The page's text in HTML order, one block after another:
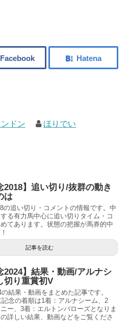
ドン ほりでい
2018】追い切り/抜群の動き
は
の追い切り・コメントの情報です。中
る有力馬中心に追い切りタイム・コ
てあります。状態の把握が馬券的中
記事を読む
2024】結果・動画/アルナシ
切り重賞初V
結果・動画をまとめた記事です。
念の着順は1着：アルナシーム、2
ー、3着：エルトンバローズとなりま
詳しい結果、動画などをご覧くださ